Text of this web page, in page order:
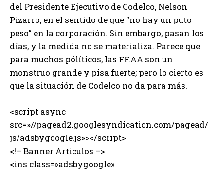
del Presidente Ejecutivo de Codelco, Nelson
Pizarro, en el sentido de que “no hay un puto
peso” en la corporación. Sin embargo, pasan los
días, y la medida no se materializa. Parece que
para muchos pólíticos, las FF.AA son un
monstruo grande y pisa fuerte; pero lo cierto es
que la situación de Codelco no da para más.
<script async
src=»//pagead2.googlesyndication.com/pagead/
js/adsbygoogle.js»></script>
<!– Banner Articulos –>
<ins class=»adsbygoogle»